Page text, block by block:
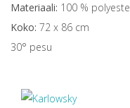
Materiaali: 100 %
Koko: 72 x 86 cm
30° pesu